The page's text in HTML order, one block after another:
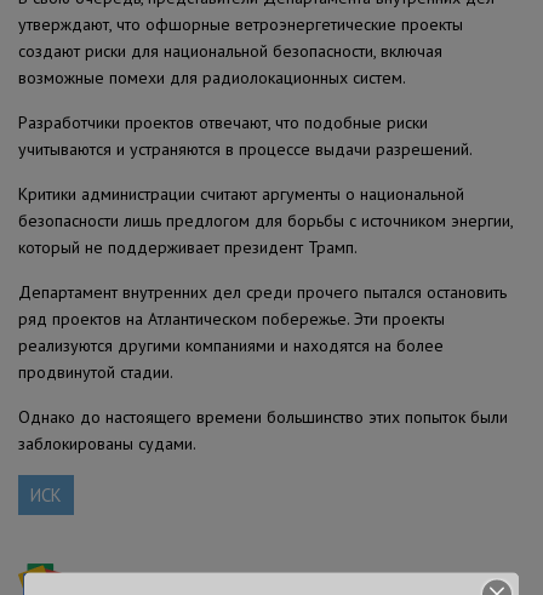
утверждают, что офшорные ветроэнергетические проекты
создают риски для национальной безопасности, включая
возможные помехи для радиолокационных систем.
Разработчики проектов отвечают, что подобные риски
учитываются и устраняются в процессе выдачи разрешений.
Критики администрации считают аргументы о национальной
безопасности лишь предлогом для борьбы с источником энергии,
который не поддерживает президент Трамп.
Департамент внутренних дел среди прочего пытался остановить
ряд проектов на Атлантическом побережье. Эти проекты
реализуются другими компаниями и находятся на более
продвинутой стадии.
Однако до настоящего времени большинство этих попыток были
заблокированы судами.
ИСК
Подписывайтесь на ForumDaily NewYork в